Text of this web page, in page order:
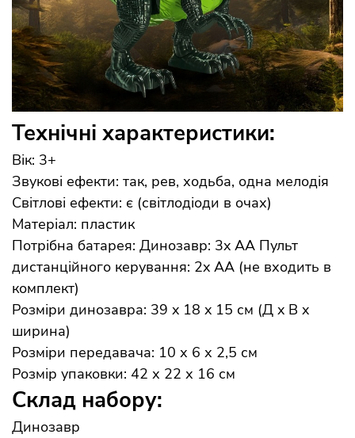
Технічні характеристики:
Вік: 3+
Звукові ефекти: так, рев, ходьба, одна мелодія
Світлові ефекти: є (світлодіоди в очах)
Матеріал: пластик
Потрібна батарея: Динозавр: 3x AA Пульт
дистанційного керування: 2x AA (не входить в
комплект)
Розміри динозавра: 39 x 18 x 15 см (Д x В x
ширина)
Розміри передавача: 10 х 6 х 2,5 см
Розмір упаковки: 42 х 22 х 16 см
Склад набору:
Динозавр